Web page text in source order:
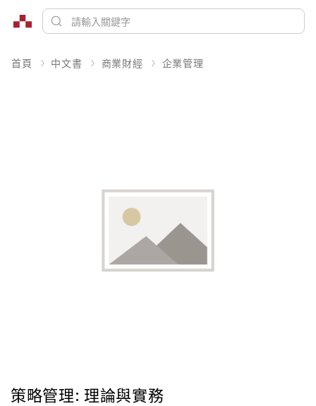
首頁 中文書 商業財經 企業管理
策略管理: 理論與實務